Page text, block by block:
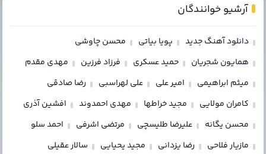
آرشیو خوانندگان
دانلود آهنگ جدید پویا بیاتی
محسن چاوشی
همایون شجریان
حمید عسکری فرزاد فرزین
مهدی مقدم
میثم ابراهیمی
امیر علی علی لهراسبی
رضا صادقی
کامران مولایی
مجید خراطها مهدی احمدوند
افشین آذری
محسن یگانه
علیرضا طلیسچی مرتضی اشرفی
احمد سلو
مازیار فلاحی
رضا یزدانی مجید یحیایی
سالار عقیلی